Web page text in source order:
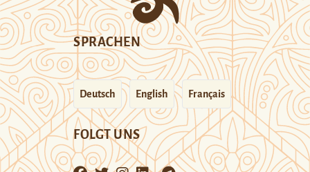
SPRACHEN
Deutsch English Français
FOLGT UNS